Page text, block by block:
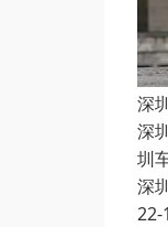
深
深
圳
深
22-